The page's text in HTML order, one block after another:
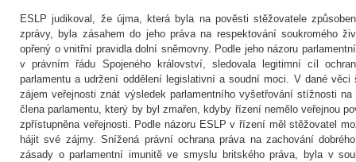
ESLP judikoval, že újma, která byla na pověsti stěžovatele
zprávy, byla zásahem do jeho práva na respektování soukromého
opřený o vnitřní pravidla dolní sněmovny. Podle jeho názoru
v právním řádu Spojeného království, sledovala legitimní cíl
parlamentu a udržení oddělení legislativní a soudní moci. V dané věci
zájem veřejnosti znát výsledek parlamentního vyšetřování stížnosti
člena parlamentu, který by byl zmařen, kdyby řízení nemělo veřejnou
zpřístupněna veřejnosti. Podle názoru ESLP v řízení měl stěžovatel
hájit své zájmy. Snížená právní ochrana práva na zachování
zásady o parlamentní imunitě ve smyslu britského práva, byla v